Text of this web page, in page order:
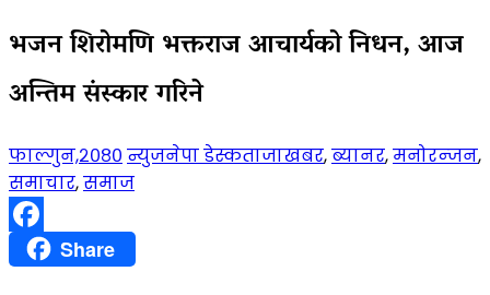
भजन शिरोमणि भक्तराज आचार्यको निधन, आज
अन्तिम संस्कार गरिने
फाल्गुन,२०८० न्युजनेपा डेस्कताजाखबर,ब्यानर,मनोरन्जन,
समाचार,समाज
FacebookShare